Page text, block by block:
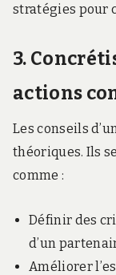
stratégies pour
3.
actions
Les conseils
théoriques. Ils
comme :
Définir des
d’un
Améliorer